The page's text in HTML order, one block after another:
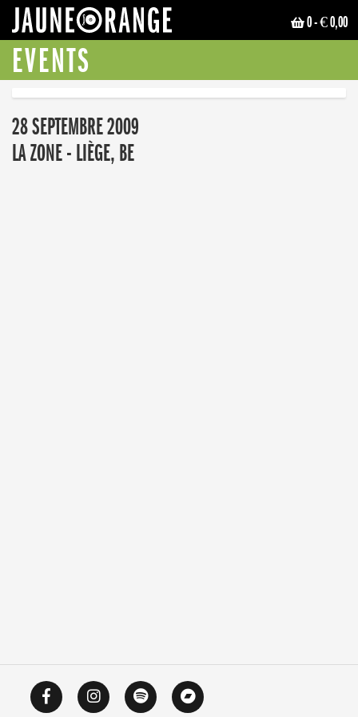
0- € 0,00
EVENTS
28 SEPTEMBRE 2009
LA ZONE - LIÈGE, BE